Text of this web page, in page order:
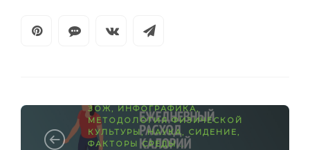
ЗОЖ, ИНФОГРАФИКА,
МЕТОДОЛОГИЯ ФИЗИЧЕСКОЙ
КУЛЬТУРЫ ,НАУКА, СИДЕНИЕ,
ФАКТОРЫ СРЕДЫ...